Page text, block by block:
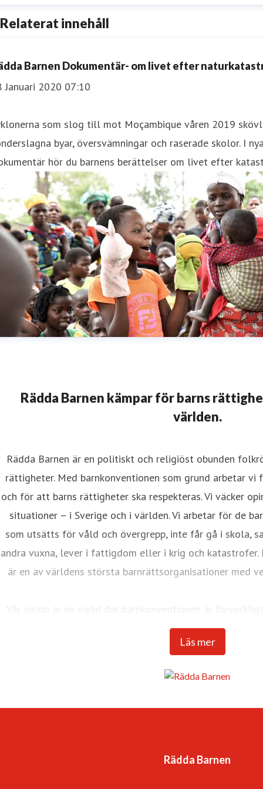
PressekreterareSvenska Frågor
Relaterat innehåll
Barnen Dokumentär- om livet efter
Januari 2020 07:10
som slog till mot Moçambique våren 2019
byar, översvämningar och raserade skolor. I
hör du barnens berättelser om livet efter
Rädda Barnen kämpar för barns
världen.
Läs mer
Rädda Barnen är en politiskt och religiöst obunden
rättigheter. Med barnkonventionen som grund arbetar
och för att barns rättigheter ska respekteras. Vi väcker
situationer – i Sverige och i världen. Vi arbetar för de
som utsätts för våld och övergrepp, inte får gå i skola,
andra vuxna, lever i fattigdom eller i krig och katastrofer.
är en av världens största barnrättsorganisationer med
Vår vision är en värld där barnkonventionen är
tillgodosedda. Det är en värld
-som lyssnar till – och lär av –
Rädda Barnen